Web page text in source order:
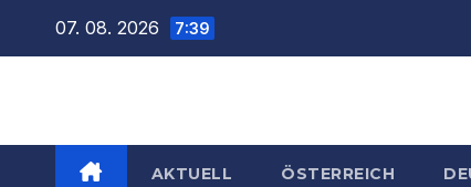
07. 08. 2026 7:39
AKTUELL ÖSTERREICH